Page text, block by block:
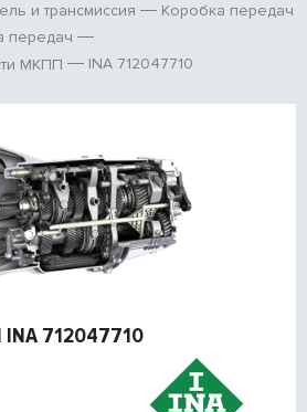
и трансмиссия
Коробка передач
передач
МКПП
INA 712047710
712047710